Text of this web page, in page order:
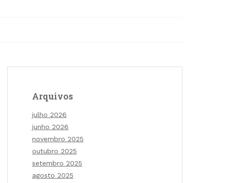
Arquivos
julho 2026
junho 2026
novembro 2025
outubro 2025
setembro 2025
agosto 2025